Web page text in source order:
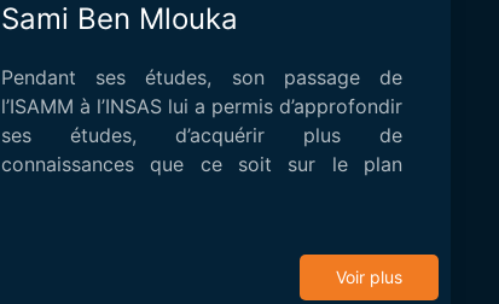
Sami Ben Mlouka
Pendant ses études, son passage de
l’ISAMM à l’INSAS lui a permis d’approfondir
ses études, d’acquérir plus de
connaissances que ce soit sur le plan
Voir plus